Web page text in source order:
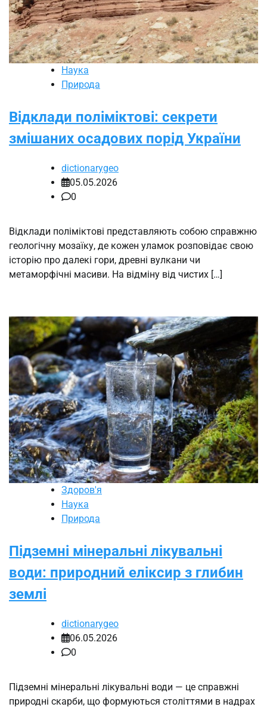
Наука
Природа
Відклади поліміктові: секрети
змішаних осадових порід України
dictionarygeo
05.05.2026
0
Відклади поліміктові представляють собою справжню
геологічну мозаїку, де кожен уламок розповідає свою
історію про далекі гори, древні вулкани чи
метаморфічні масиви. На відміну від чистих […]
Здоров'я
Наука
Природа
Підземні мінеральні лікувальні
води: природний еліксир з глибин
землі
dictionarygeo
06.05.2026
0
Підземні мінеральні лікувальні води — це справжні
природні скарби, що формуються століттями в надрах